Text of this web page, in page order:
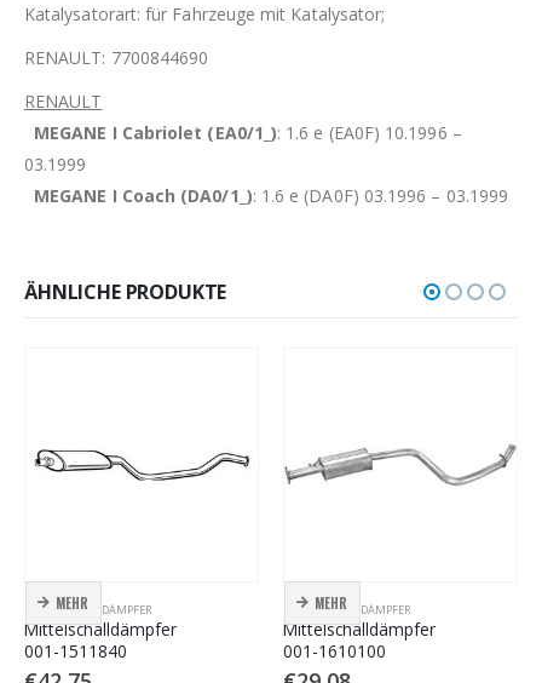
Katalysatorart: für Fahrzeuge mit Katalysator;
RENAULT: 7700844690
RENAULT
MEGANE I Cabriolet (EA0/1_): 1.6 e (EA0F) 10.1996 –
03.1999
MEGANE I Coach (DA0/1_): 1.6 e (DA0F) 03.1996 – 03.1999
ÄHNLICHE PRODUKTE
MEHR
MITTELSCHALLDÄMPFER
Mittelschalldämpfer
001-1511840
MEHR
MITTELSCHALLDÄMPFER
Mittelschalldämpfer
001-1610100